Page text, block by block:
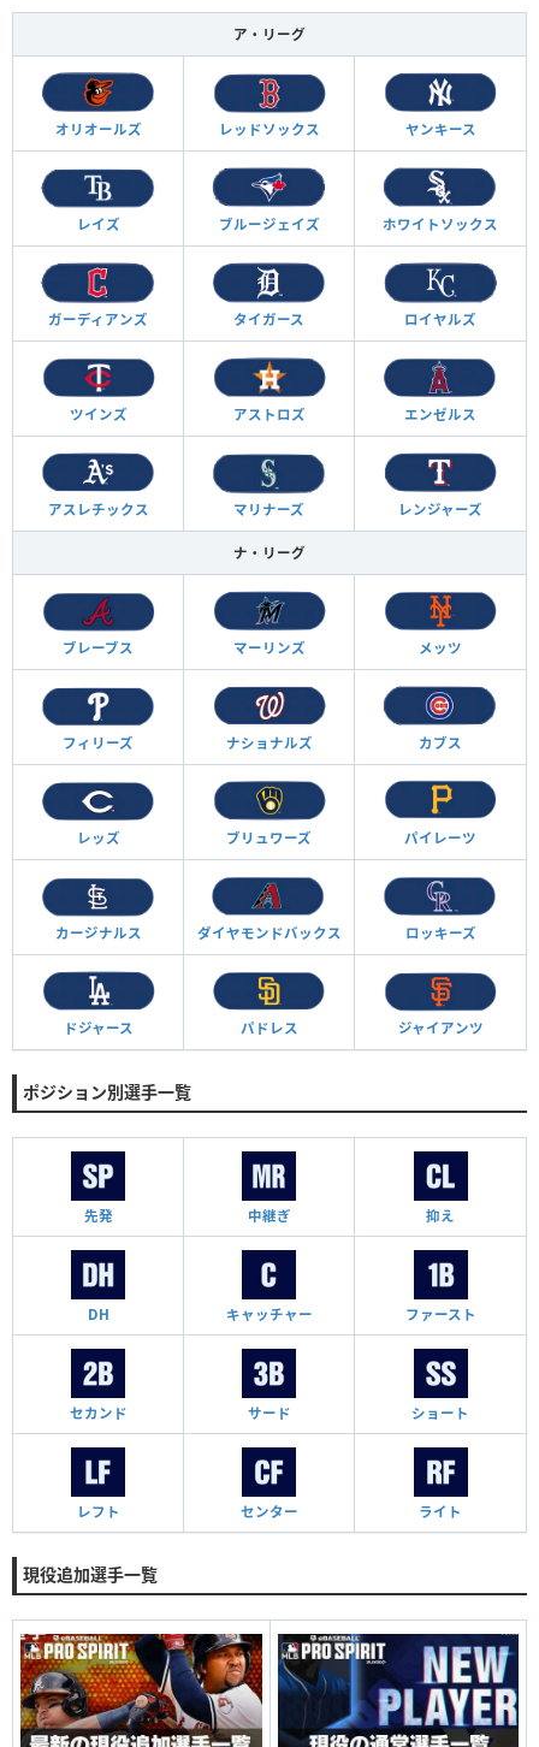
ア・リーグ
オリオールズ レッドソックス ヤンキース
レイズ ブルージェイズ ホワイトソックス
ガーディアンズ タイガース ロイヤルズ
ツインズ アストロズ エンゼルス
アスレチックス マリナーズ レンジャーズ
ナ・リーグ
ブレーブス マーリンズ メッツ
フィリーズ ナショナルズ カブス
レッズ ブリュワーズ パイレーツ
カージナルス ダイヤモンドバックス ロッキーズ
ドジャース パドレス ジャイアンツ
ポジション別選手一覧
先発 中継ぎ 抑え
DH キャッチャー ファースト
セカンド サード ショート
レフト センター ライト
現役追加選手一覧